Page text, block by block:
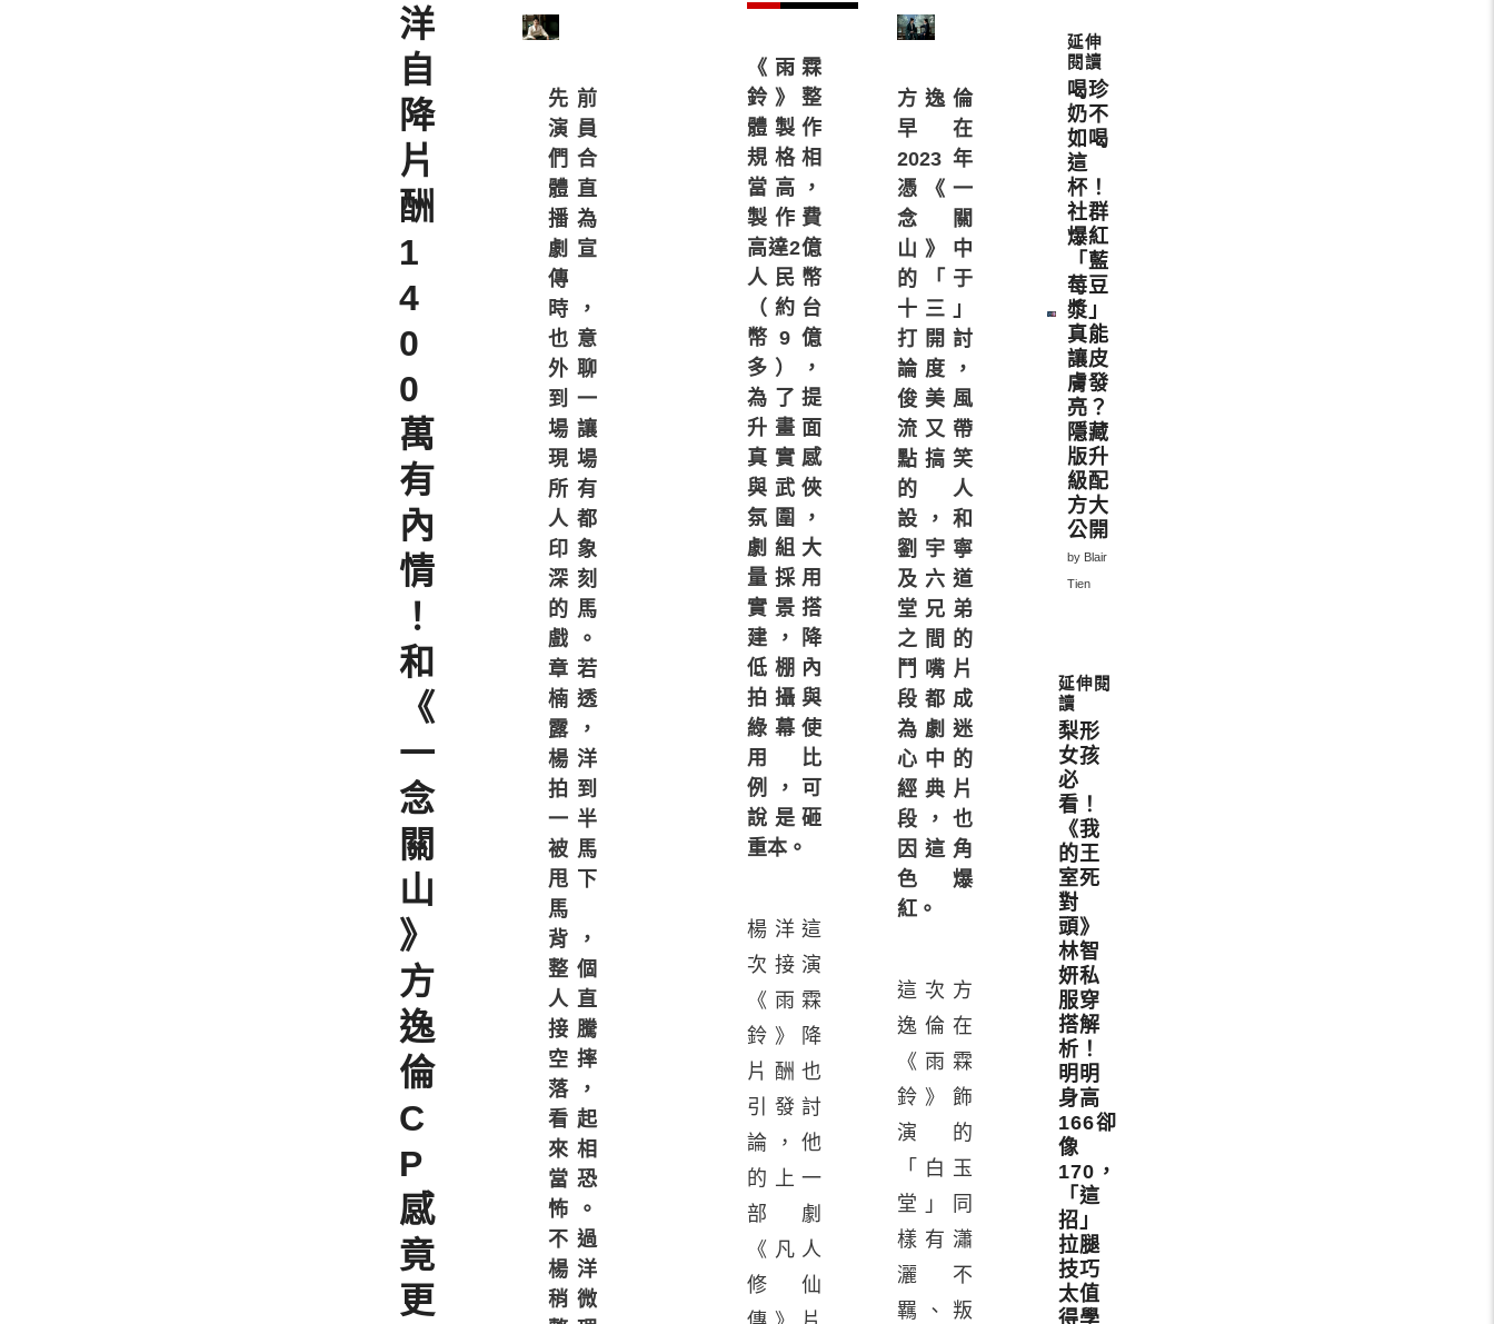
洋
自
降
片
酬
1
4
0
0
萬
有
內
情
！
和
《
一
念
關
山
》
方
逸
倫
C
P
感
竟
更
先前
演員
們合
體直
播為
劇宣
傳
時，
也意
外聊
到一
場讓
現場
所有
人都
印象
深刻
的馬
戲。
章若
楠透
露，
楊洋
拍到
一半
被馬
甩下
馬
背，
整個
人直
接騰
空摔
落，
看起
來相
當恐
怖。
不過
楊洋
稍微
《雨霖
鈴》整
體製作
規格相
當高，
製作費
高達2億
人民幣
（約台
幣9億
多），
為了提
升畫面
真實感
與武俠
氛圍，
劇組大
量採用
實景搭
建，降
低棚內
拍攝與
綠幕使
用比
例，可
說是砸
重本。
楊洋這
次接演
《雨霖
鈴》降
片酬也
引發討
論，他
的上一
部劇
《凡人
修仙
方逸倫
早在
2023年
憑《一
念關
山》中
的「于
十三」
打開討
論度，
俊美風
流又帶
點搞笑
的人
設，和
劉宇寧
及六道
堂兄弟
之間的
鬥嘴片
段都成
為劇迷
心中的
經典片
段，也
因這角
色爆
紅。
這次方
逸倫在
《雨霖
鈴》飾
演的
「白玉
堂」同
樣有瀟
灑不
羈、叛
喝珍
奶不
如喝
這
杯！
社群
爆紅
「藍
莓豆
漿」
真能
讓皮
膚發
亮？
隱藏
版升
級配
方大
公開
by Blair
Tien
梨形
女孩
必
看！
《我
的王
室死
對
頭》
林智
妍私
服穿
搭解
析！
明明
身高
166卻
像
170，
「這
招」
拉腿
技巧
太值
得學